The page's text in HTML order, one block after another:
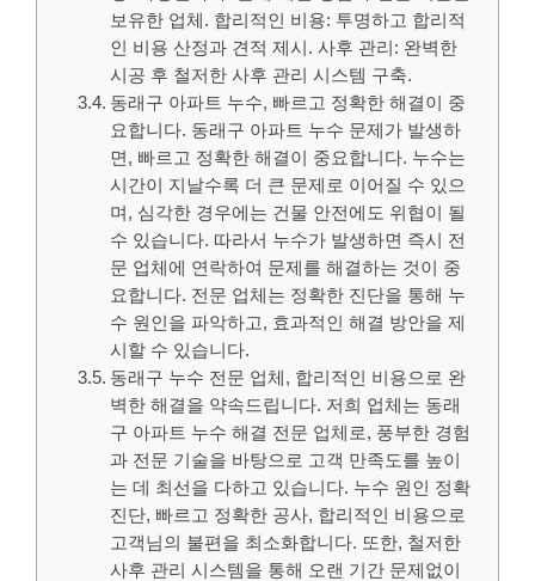
보유한 업체. 합리적인 비용: 투명하고 합리적
인 비용 산정과 견적 제시. 사후 관리: 완벽한
시공 후 철저한 사후 관리 시스템 구축.
동래구 아파트 누수, 빠르고 정확한 해결이 중
요합니다. 동래구 아파트 누수 문제가 발생하
면, 빠르고 정확한 해결이 중요합니다. 누수는
시간이 지날수록 더 큰 문제로 이어질 수 있으
며, 심각한 경우에는 건물 안전에도 위협이 될
수 있습니다. 따라서 누수가 발생하면 즉시 전
문 업체에 연락하여 문제를 해결하는 것이 중
요합니다. 전문 업체는 정확한 진단을 통해 누
수 원인을 파악하고, 효과적인 해결 방안을 제
시할 수 있습니다.
동래구 누수 전문 업체, 합리적인 비용으로 완
벽한 해결을 약속드립니다. 저희 업체는 동래
구 아파트 누수 해결 전문 업체로, 풍부한 경험
과 전문 기술을 바탕으로 고객 만족도를 높이
는 데 최선을 다하고 있습니다. 누수 원인 정확
진단, 빠르고 정확한 공사, 합리적인 비용으로
고객님의 불편을 최소화합니다. 또한, 철저한
사후 관리 시스템을 통해 오랜 기간 문제없이